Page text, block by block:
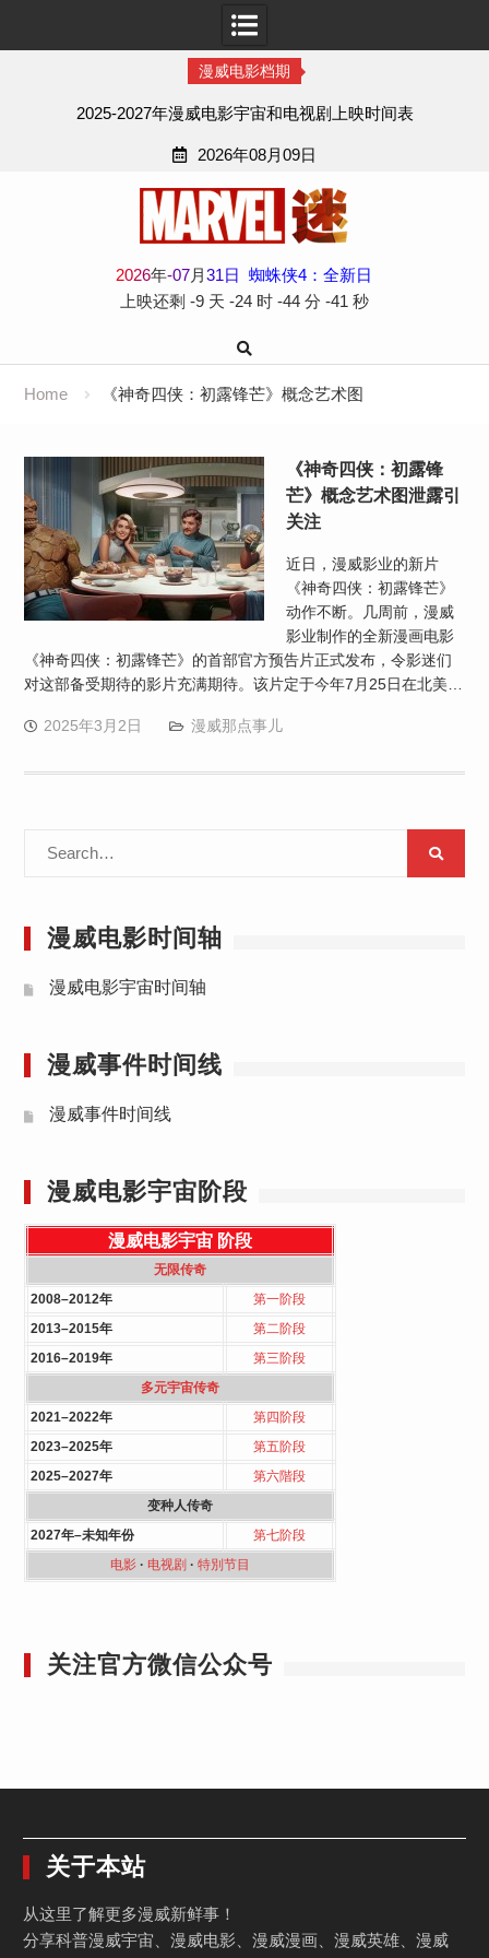
漫威电影档期
2025-2027年漫威电影宇宙和电视剧上映时间表
2026年08月09日
2026年-07月31日
蜘蛛侠4：全新日
上映还剩 -9 天 -24 时 -44 分 -41 秒
Home 《神奇四侠：初露锋芒》概念艺术图
《神奇四侠：初露锋
芒》概念艺术图泄露引
关注
近日，漫威影业的新片
《神奇四侠：初露锋芒》
动作不断。几周前，漫威
影业制作的全新漫画电影
《神奇四侠：初露锋芒》的首部官方预告片正式发布，令影迷们
对这部备受期待的影片充满期待。该片定于今年7月25日在北美…
2025年3月2日 漫威那点事儿
漫威电影时间轴
漫威电影宇宙时间轴
漫威事件时间线
漫威事件时间线
漫威电影宇宙阶段
漫威电影宇宙 阶段
无限传奇
2008–2012年
第一阶段
2013–2015年
第二阶段
2016–2019年
第三阶段
多元宇宙传奇
2021–2022年
第四阶段
2023–2025年
第五阶段
2025–2027年
第六階段
变种人传奇
2027年–未知年份
第七阶段
电影· 电视剧 · 特別节目
关注官方微信公众号
关于本站
从这里了解更多漫威新鲜事！
分享科普漫威宇宙、漫威电影、漫威漫画、漫威英雄、漫威